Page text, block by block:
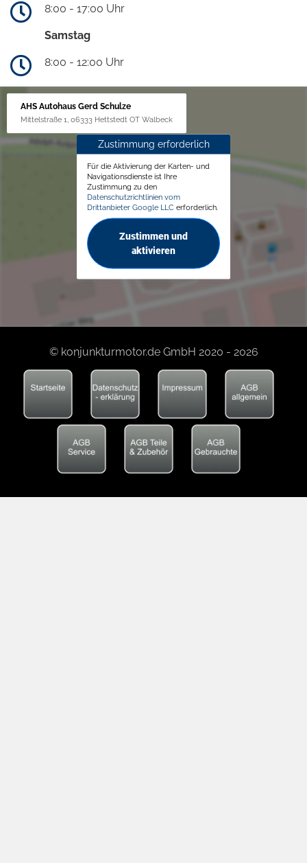
8:00 - 17:00 Uhr
Samstag
8:00 - 12:00 Uhr
AHS Autohaus Gerd Schulze
Mittelstraße 1, 06333 Hettstedt OT Walbeck
Zustimmung erforderlich
Für die Aktivierung der Karten- und
Navigationsdienste ist Ihre
Zustimmung zu den
Datenschutzrichtlinien vom
Drittanbieter Google LLC erforderlich.
Zustimmen und
aktivieren
© konjunkturmotor.de GmbH 2020 - 2026